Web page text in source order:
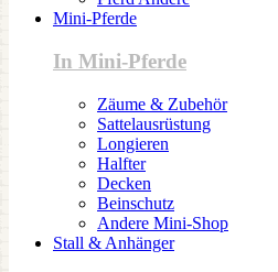
Mini-Pferde
In Mini-Pferde
Zäume & Zubehör
Sattelausrüstung
Longieren
Halfter
Decken
Beinschutz
Andere Mini-Shop
Stall & Anhänger